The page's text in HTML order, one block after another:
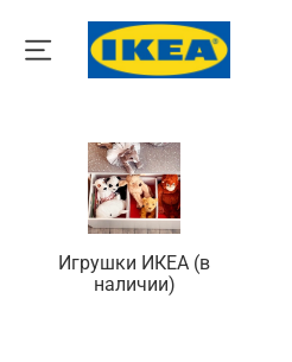
Игрушки ИКЕА (в
наличии)